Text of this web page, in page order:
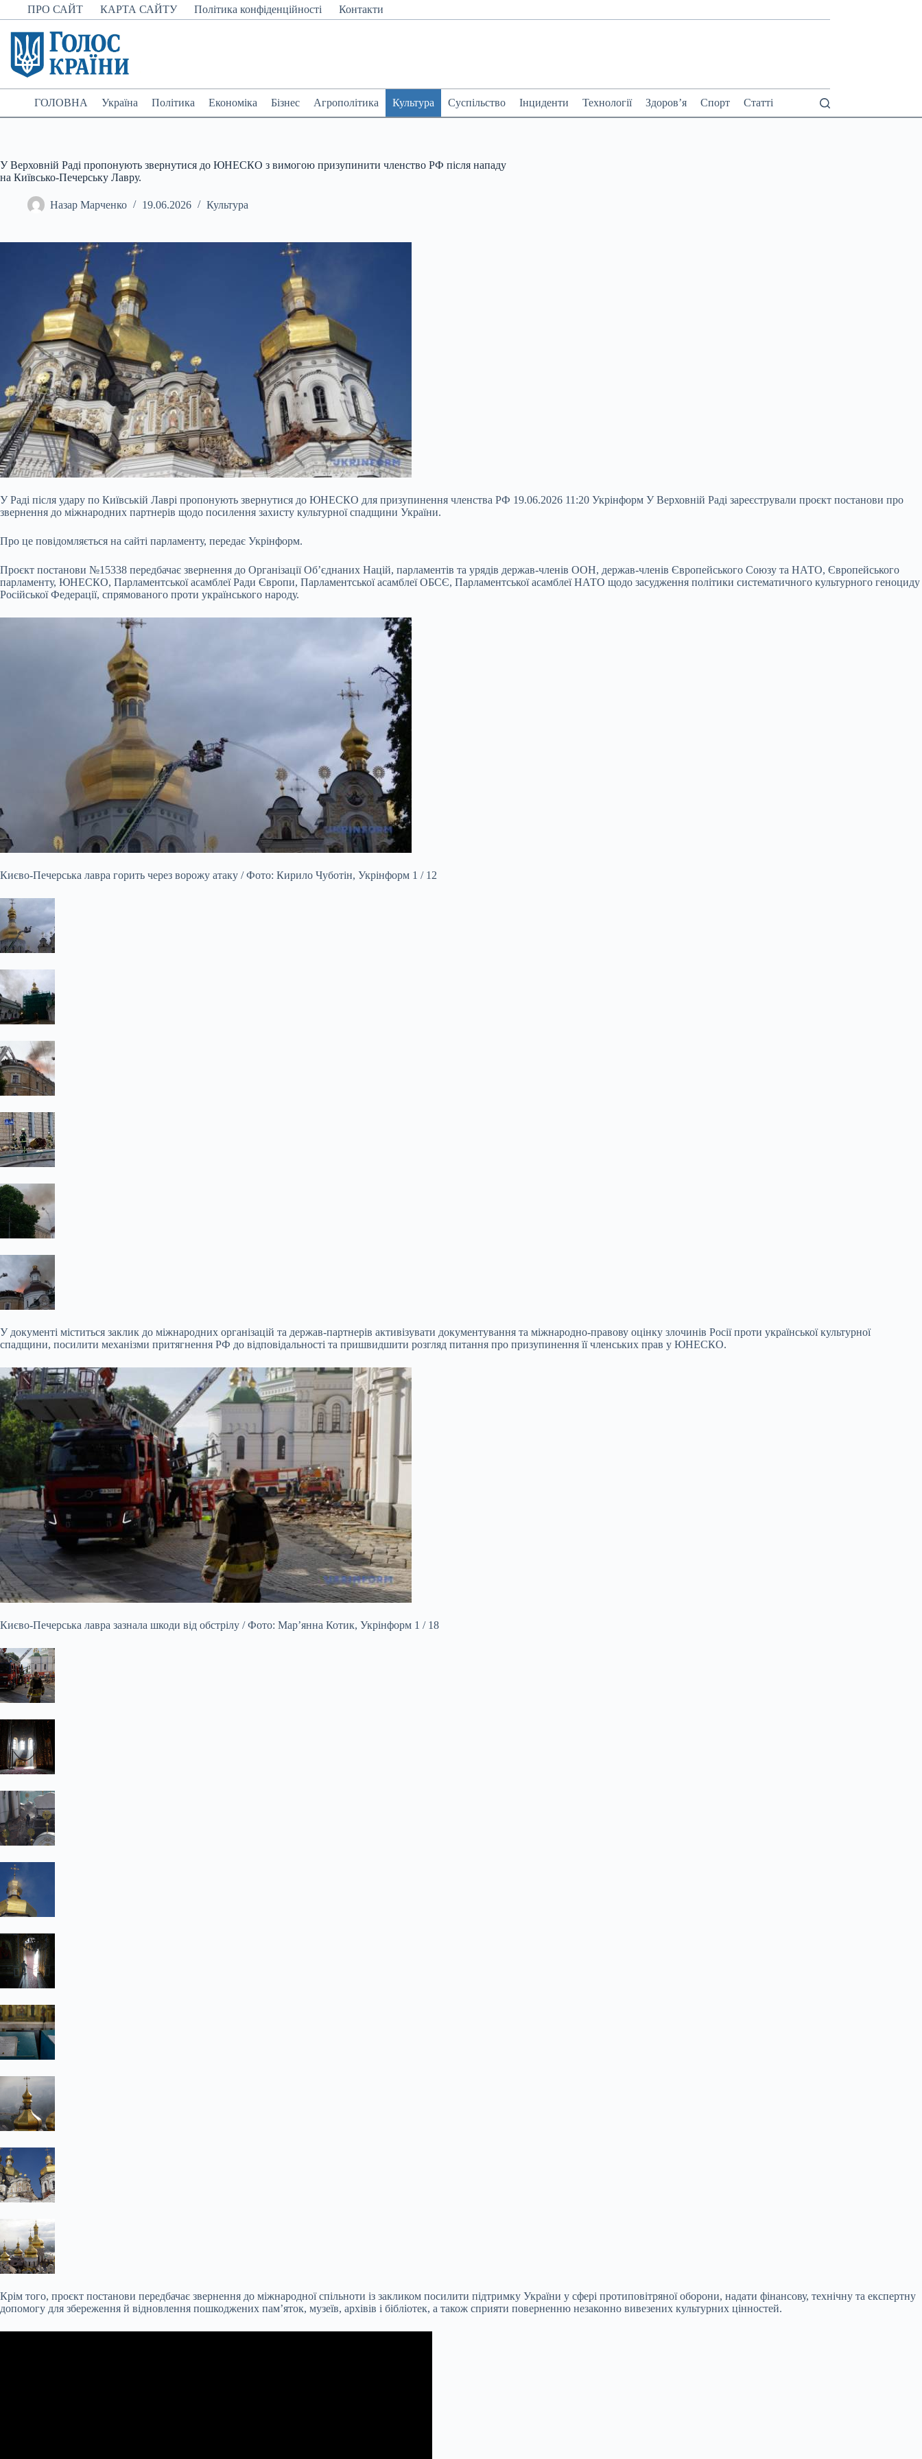
Перейти
до
вмісту
ПРО САЙТ КАРТА САЙТУ Політика конфіденційності Контакти
ГОЛОВНА Україна Політика Економіка Бізнес Агрополітика Культура Суспільство Інциденти Технології Здоров’я Спорт Статті
У Верховній Раді пропонують звернутися до ЮНЕСКО з вимогою призупинити членство РФ після нападу
на Київсько-Печерську Лавру.
Назар Марченко 19.06.2026 Культура
У Раді після удару по Київській Лаврі пропонують звернутися до ЮНЕСКО для призупинення членства РФ 19.06.2026 11:20 Укрінформ У Верховній Раді зареєстрували проєкт постанови про
звернення до міжнародних партнерів щодо посилення захисту культурної спадщини України.
Про це повідомляється на сайті парламенту, передає Укрінформ.
Проєкт постанови №15338 передбачає звернення до Організації Об’єднаних Націй, парламентів та урядів держав-членів ООН, держав-членів Європейського Союзу та НАТО, Європейського
парламенту, ЮНЕСКО, Парламентської асамблеї Ради Європи, Парламентської асамблеї ОБСЄ, Парламентської асамблеї НАТО щодо засудження політики систематичного культурного геноциду
Російської Федерації, спрямованого проти українського народу.
Києво-Печерська лавра горить через ворожу атаку / Фото: Кирило Чуботін, Укрінформ 1 / 12
У документі міститься заклик до міжнародних організацій та держав-партнерів активізувати документування та міжнародно-правову оцінку злочинів Росії проти української культурної
спадщини, посилити механізми притягнення РФ до відповідальності та пришвидшити розгляд питання про призупинення її членських прав у ЮНЕСКО.
Києво-Печерська лавра зазнала шкоди від обстрілу / Фото: Мар’янна Котик, Укрінформ 1 / 18
Крім того, проєкт постанови передбачає звернення до міжнародної спільноти із закликом посилити підтримку України у сфері протиповітряної оборони, надати фінансову, технічну та експертну
допомогу для збереження й відновлення пошкоджених пам’яток, музеїв, архівів і бібліотек, а також сприяти поверненню незаконно вивезених культурних цінностей.